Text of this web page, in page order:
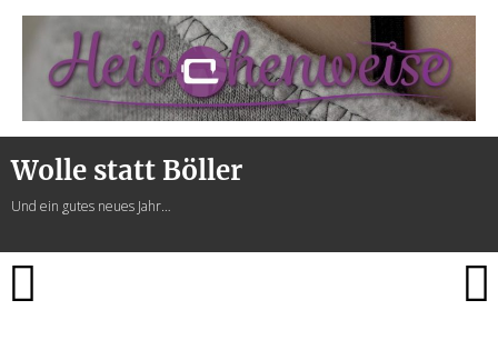
Heibchenweise
Wolle statt Böller
Und ein gutes neues Jahr…